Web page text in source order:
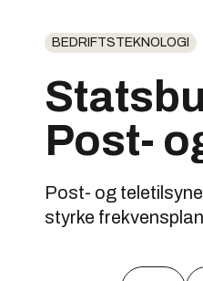
BEDRIFTSTEKNOLOGI
Post-
Post- og
styrke